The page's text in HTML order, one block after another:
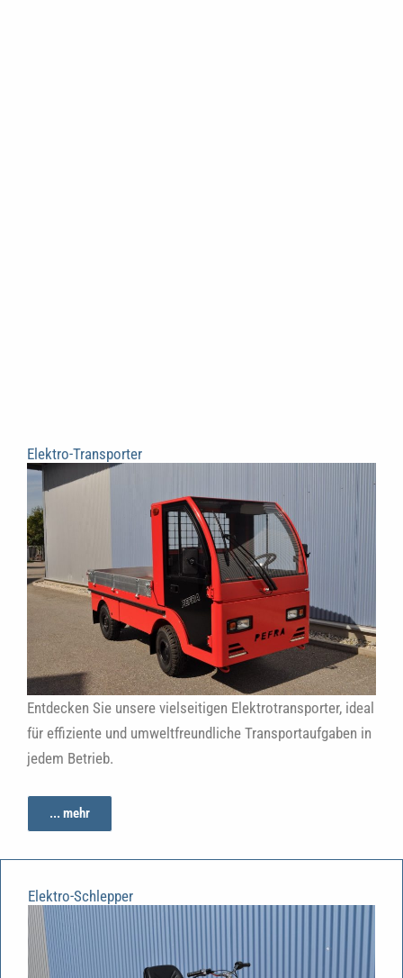
Elektro-Transporter
Entdecken Sie unsere vielseitigen Elektrotransporter, ideal
für effiziente und umweltfreundliche Transportaufgaben in
jedem Betrieb.
... mehr
Elektro-Schlepper